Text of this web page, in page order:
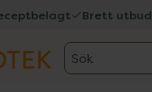
Brett utbud
Sök